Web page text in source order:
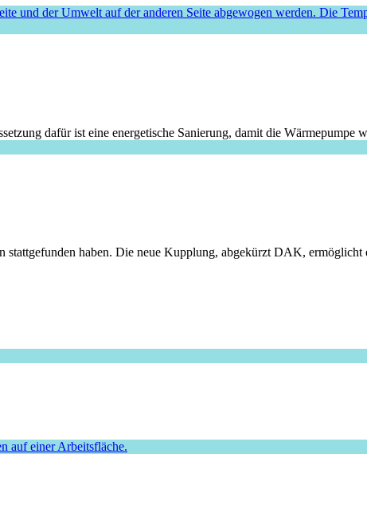
dafür ist eine energetische Sanierung, damit die Wärmepumpe
haben. Die neue Kupplung, abgekürzt DAK, ermöglicht